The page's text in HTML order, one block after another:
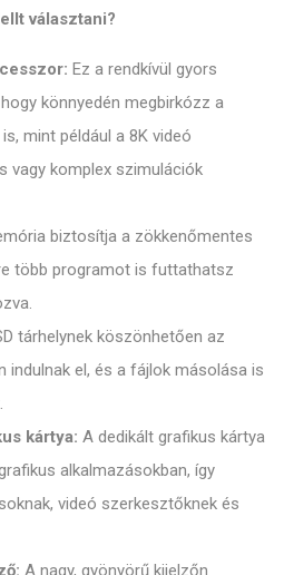
választani?
Ez a rendkívül gyors
könnyedén megbirkózz a
mint például a 8K videó
vagy komplex szimulációk
biztosítja a zökkenőmentes
több programot is futtathatsz
tárhelynek köszönhetően az
indulnak el, és a fájlok másolása is
kártya: A dedikált grafikus kártya
alkalmazásokban, így
videó szerkesztőknek és
A nagy, gyönyörű kijelzőn